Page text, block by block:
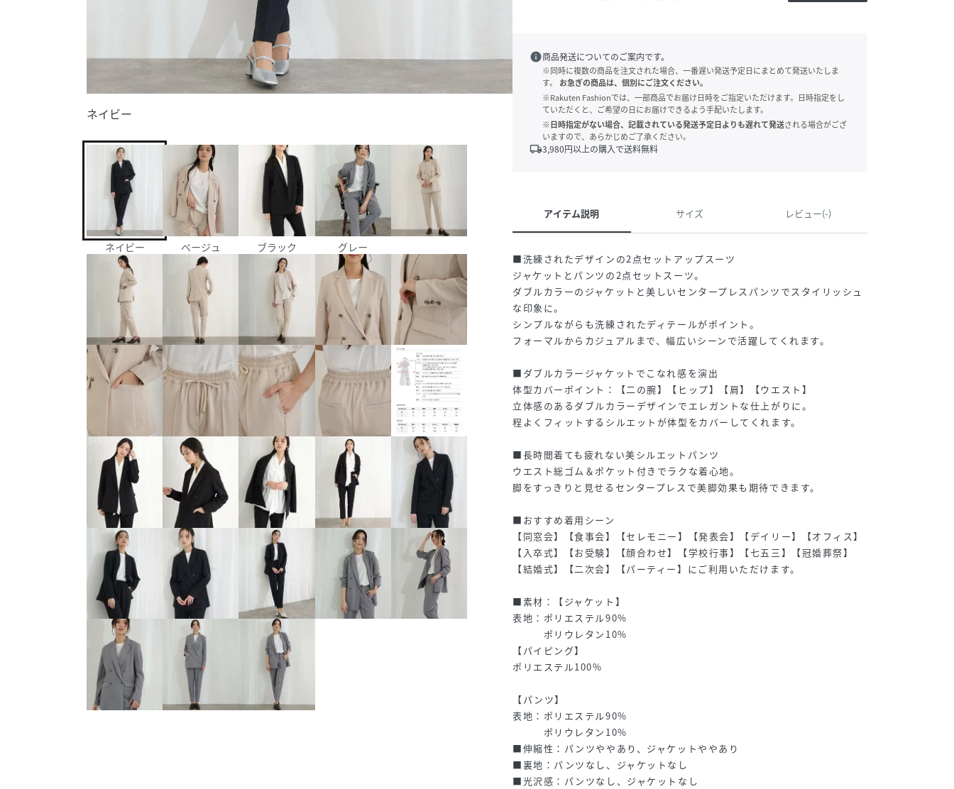
ネイビー
ネイビー ベージュ ブラック グレー
info商品発送についてのご案内です。
※同時に複数の商品を注文された場合、一番遅い発送予定日にまとめて発送いたしま
す。
お急ぎの商品は、個別にご注文ください。
※Rakuten Fashionでは、一部商品でお届け日時をご指定いただけます。日時指定をし
ていただくと、ご希望の日にお届けできるよう手配いたします。
※日時指定がない場合、記載されている発送予定日よりも遅れて発送される場合がござ
いますので、あらかじめご了承ください。
local_shipping3,980円以上の購入で送料無料
アイテム説明 サイズ レビュー(-)
■洗練されたデザインの2点セットアップスーツ
ジャケットとパンツの2点セットスーツ。
ダブルカラーのジャケットと美しいセンタープレスパンツでスタイリッシュ
な印象に。
シンプルながらも洗練されたディテールがポイント。
フォーマルからカジュアルまで、幅広いシーンで活躍してくれます。
■ダブルカラージャケットでこなれ感を演出
体型カバーポイント：【二の腕】【ヒップ】【肩】【ウエスト】
立体感のあるダブルカラーデザインでエレガントな仕上がりに。
程よくフィットするシルエットが体型をカバーしてくれます。
■長時間着ても疲れない美シルエットパンツ
ウエスト総ゴム＆ポケット付きでラクな着心地。
脚をすっきりと見せるセンタープレスで美脚効果も期待できます。
■おすすめ着用シーン
【同窓会】【食事会】【セレモニー】【発表会】【デイリー】【オフィス】
【入卒式】【お受験】【顔合わせ】【学校行事】【七五三】【冠婚葬祭】
【結婚式】【二次会】【パーティー】にご利用いただけます。
■素材：【ジャケット】
表地：ポリエステル90%
ポリウレタン10%
【パイピング】
ポリエステル100%
【パンツ】
表地：ポリエステル90%
ポリウレタン10%
■伸縮性：パンツややあり、ジャケットややあり
■裏地：パンツなし、ジャケットなし
■光沢感：パンツなし、ジャケットなし